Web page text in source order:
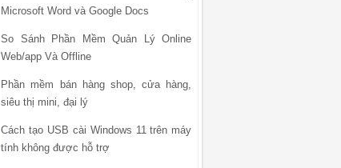
Microsoft Word và Google Docs
So Sánh Phần Mềm Quản Lý Online
Web/app Và Offline
Phần mềm bán hàng shop, cửa hàng,
siêu thị mini, đại lý
Cách tạo USB cài Windows 11 trên máy
tính không được hỗ trợ